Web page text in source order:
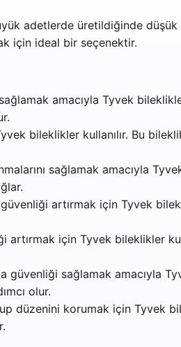
adetlerde üretildiğinde
için ideal bir seçenektir.
amacıyla Tyvek
bileklikler kullanılır. Bu
sağlamak amacıyla
artırmak için Tyvek
artırmak için Tyvek bileklikler
güvenliği sağlamak amacıyla
olur.
düzenini korumak için Tyvek